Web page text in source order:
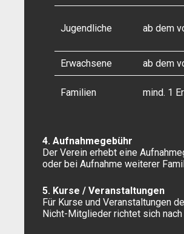
Jugendliche ab dem
Erwachsene ab dem
Familien mind. 1
4. Aufnahmegebühr
Der Verein erhebt eine
oder bei Aufnahme weiterer
5. Kurse / Veranstaltungen
Für Kurse und Veranstaltungen
Nicht-Mitglieder richtet sich